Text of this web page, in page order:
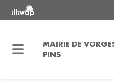
MAIRIE DE
PINS